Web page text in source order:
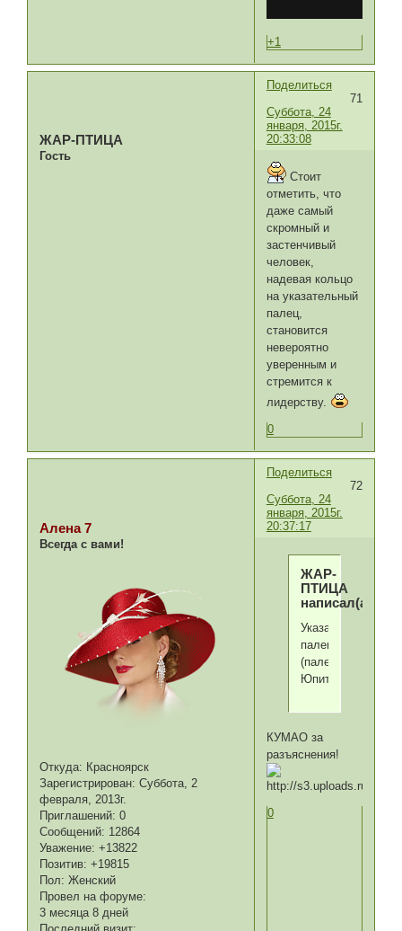
+1
Поделиться
71
Суббота, 24
января, 2015г.
20:33:08
ЖАР-ПТИЦА
Гость
Стоит
отметить, что
даже самый
скромный и
застенчивый
человек,
надевая кольцо
на указательный
палец,
становится
невероятно
уверенным и
стремится к
лидерству.
0
Поделиться
72
Суббота, 24
января, 2015г.
20:37:17
Алена 7
Всегда с вами!
Откуда: Красноярск
Зарегистрирован: Суббота, 2
февраля, 2013г.
Приглашений: 0
Сообщений: 12864
Уважение: +13822
Позитив: +19815
Пол: Женский
Провел на форуме:
3 месяца 8 дней
ЖАР-
ПТИЦА
написал(а):
Указательный
палец....
(палец
Юпитера)
КУМАО за
разъяснения!
0